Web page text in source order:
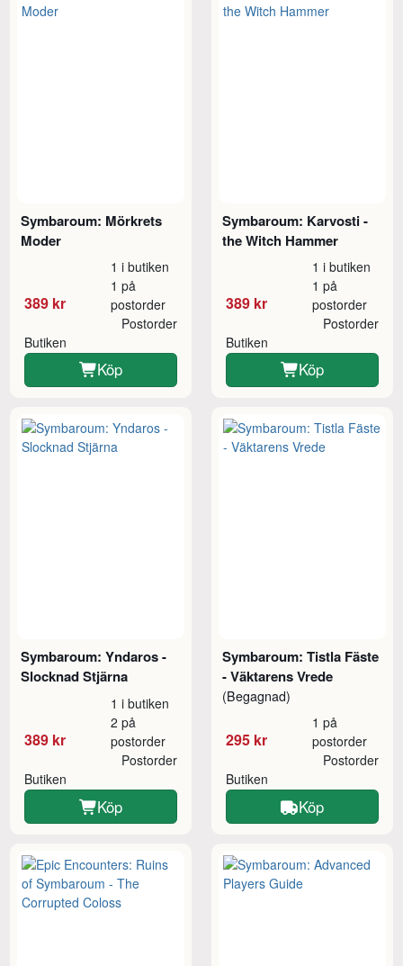
Symbaroum: Mörkrets
Moder
389 kr
1 i butiken
1 på
postorder
Butiken
Postorder
Köp
Symbaroum: Karvosti -
the Witch Hammer
389 kr
1 i butiken
1 på
postorder
Butiken
Postorder
Köp
Symbaroum: Yndaros -
Slocknad Stjärna
389 kr
1 i butiken
2 på
postorder
Butiken
Postorder
Köp
Symbaroum: Tistla Fäste
- Väktarens Vrede
(Begagnad)
295 kr
1 på
postorder
Butiken
Postorder
Köp